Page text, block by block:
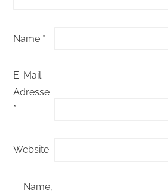
Name *
E-Mail-
Adresse
*
Website
Name,